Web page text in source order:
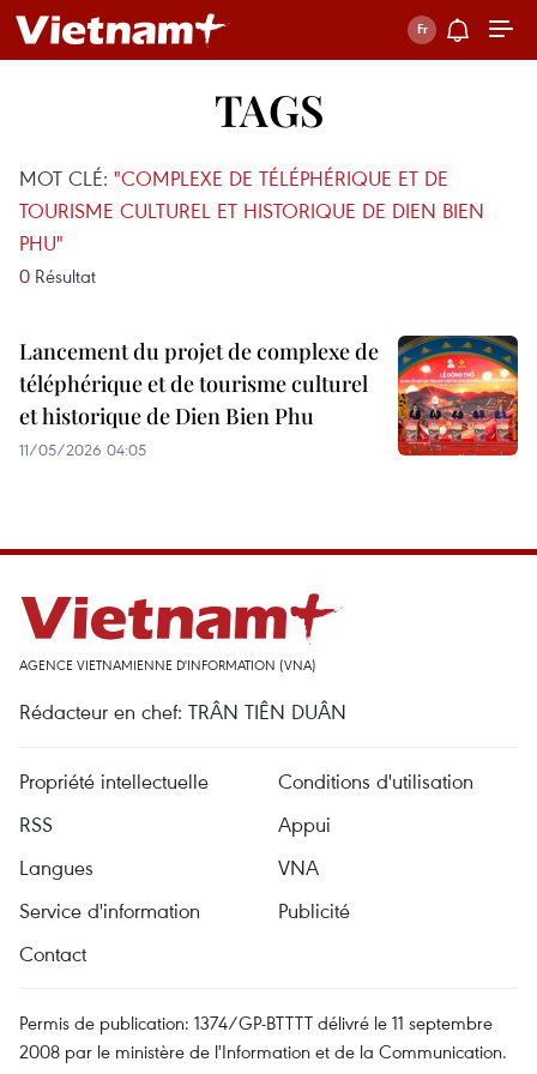
TAGS
MOT CLÉ: "COMPLEXE DE TÉLÉPHÉRIQUE ET DE
TOURISME CULTUREL ET HISTORIQUE DE DIEN BIEN
PHU"
0 Résultat
Lancement du projet de complexe de
téléphérique et de tourisme culturel
et historique de Dien Bien Phu
11/05/2026 04:05
AGENCE VIETNAMIENNE D'INFORMATION (VNA)
Rédacteur en chef: TRÂN TIÊN DUÂN
Propriété intellectuelle
Conditions d'utilisation
RSS
Appui
Langues
VNA
Service d'information
Publicité
Contact
Permis de publication: 1374/GP-BTTTT délivré le 11 septembre
2008 par le ministère de l'Information et de la Communication.